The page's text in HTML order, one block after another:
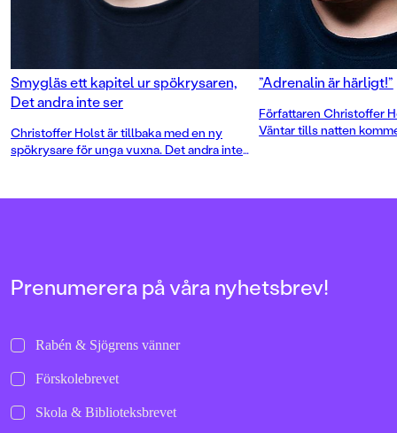
Smygläs ett kapitel ur spökrysaren,
Det andra inte ser
Christoffer Holst är tillbaka med en ny
spökrysare för unga vuxna. Det andra inte
förflutna, men också en berättelse om familj,
”Adrenalin är härligt!”
Författaren Christoffer
Väntar tills natten
Prenumerera på våra nyhetsbrev!
Rabén & Sjögrens vänner
Förskolebrevet
Skola & Biblioteksbrevet